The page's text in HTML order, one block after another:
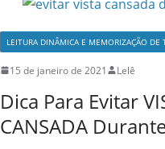
LEITURA DINÂMICA E MEMORIZAÇÃO DE
15 de janeiro de 2021 Lelê
Dica Para Evitar
CANSADA